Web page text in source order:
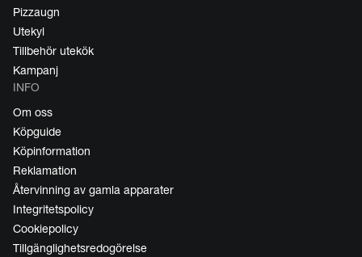
Pizzaugn
Utekyl
Tillbehör utekök
Kampanj
INFO
Om oss
Köpguide
Köpinformation
Reklamation
Återvinning av gamla apparater
Integritetspolicy
Cookiepolicy
Tillgänglighetsredogörelse